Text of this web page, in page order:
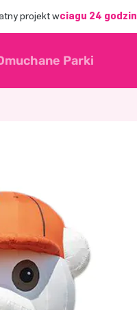
projekt wciągu 24 godzin
Parki